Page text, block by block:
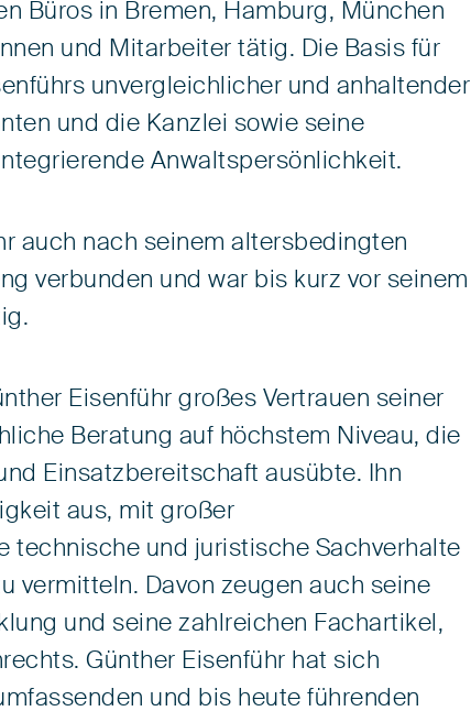
Büros in Bremen, Hamburg, München
und Mitarbeiter tätig. Die Basis für
unvergleichlicher und anhaltender
und die Kanzlei sowie seine
Anwaltspersönlichkeit.
auch nach seinem altersbedingten
verbunden und war bis kurz vor seinem
Eisenführ großes Vertrauen seiner
Beratung auf höchstem Niveau, die
Einsatzbereitschaft ausübte. Ihn
aus, mit großer
technische und juristische Sachverhalte
vermitteln. Davon zeugen auch seine
und seine zahlreichen Fachartikel,
Günther Eisenführ hat sich
und bis heute führenden